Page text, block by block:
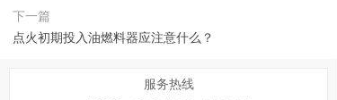
下一篇
点火初期投入油燃料器应注意什么？
服务热线